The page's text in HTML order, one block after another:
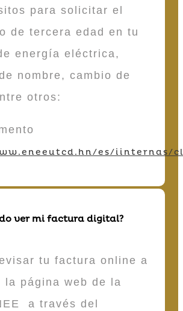
para solicitar el
de tercera edad en tu
energía eléctrica,
nombre, cambio de
otros:
es/iinternas/
ver mi factura digital?
tu factura online a
la página web de la
a través del